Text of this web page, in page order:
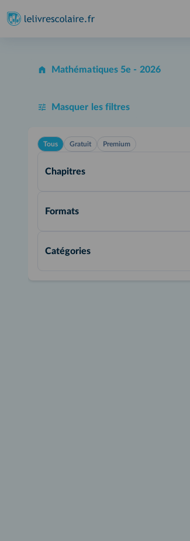
Mathématiques 5e - 2026
Masquer les filtres
Tous Gratuit Premium
Chapitres
Formats
Catégories